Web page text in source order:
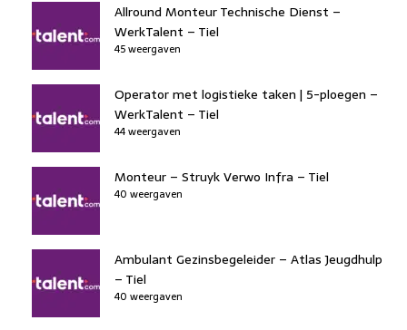
Allround Monteur Technische Dienst –
WerkTalent – Tiel
45 weergaven
Operator met logistieke taken | 5-ploegen –
WerkTalent – Tiel
44 weergaven
Monteur – Struyk Verwo Infra – Tiel
40 weergaven
Ambulant Gezinsbegeleider – Atlas Jeugdhulp
– Tiel
40 weergaven